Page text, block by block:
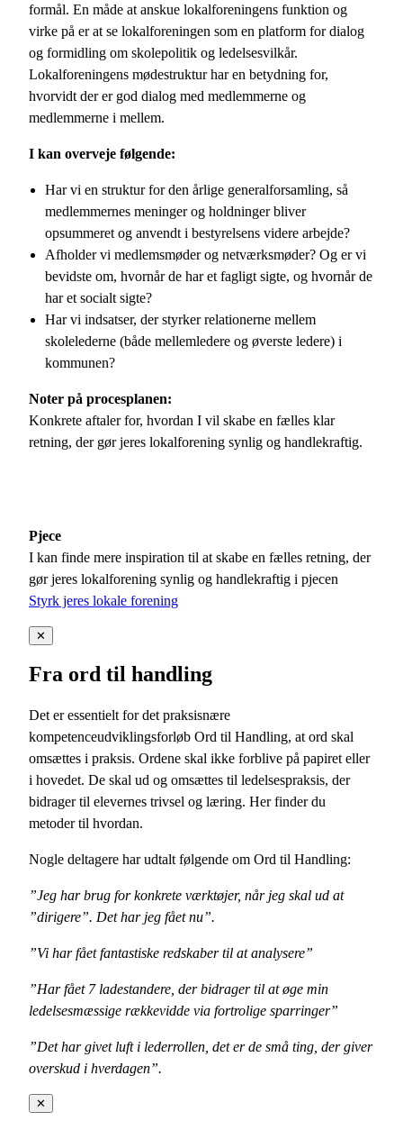
formål. En måde at anskue lokalforeningens funktion og
virke på er at se lokalforeningen som en platform for dialog
og formidling om skolepolitik og ledelsesvilkår.
Lokalforeningens mødestruktur har en betydning for,
hvorvidt der er god dialog med medlemmerne og
medlemmerne i mellem.
I kan overveje følgende:
Har vi en struktur for den årlige generalforsamling, så
medlemmernes meninger og holdninger bliver
opsummeret og anvendt i bestyrelsens videre arbejde?
Afholder vi medlemsmøder og netværksmøder? Og er vi
bevidste om, hvornår de har et fagligt sigte, og hvornår de
har et socialt sigte?
Har vi indsatser, der styrker relationerne mellem
skolelederne (både mellemledere og øverste ledere) i
kommunen?
Noter på procesplanen:
Konkrete aftaler for, hvordan I vil skabe en fælles klar
retning, der gør jeres lokalforening synlig og handlekraftig.
Pjece
I kan finde mere inspiration til at skabe en fælles retning, der
gør jeres lokalforening synlig og handlekraftig i pjecen
Styrk jeres lokale forening
✕
Fra ord til handling
Det er essentielt for det praksisnære
kompetenceudviklingsforløb Ord til Handling, at ord skal
omsættes i praksis. Ordene skal ikke forblive på papiret eller
i hovedet. De skal ud og omsættes til ledelsespraksis, der
bidrager til elevernes trivsel og læring. Her finder du
metoder til hvordan.
Nogle deltagere har udtalt følgende om Ord til Handling:
”Jeg har brug for konkrete værktøjer, når jeg skal ud at
”dirigere”. Det har jeg fået nu”.
”Vi har fået fantastiske redskaber til at analysere”
”Har fået 7 ladestandere, der bidrager til at øge min
ledelsesmæssige rækkevidde via fortrolige sparringer”
”Det har givet luft i lederrollen, det er de små ting, der giver
overskud i hverdagen”.
✕